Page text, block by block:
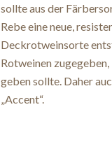
sollte aus der
Rebe eine neue,
Deckrotweinsorte
Rotweinen
geben sollte. Daher
„Accent“.